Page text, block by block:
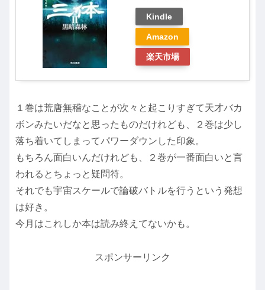
Kindle
Amazon
楽天市場
１巻は荒唐無稽なことが次々と起こりすぎて天才バカ
ボンみたいだなと思ったものだけれども、２巻は少し
落ち着いてしまってパワーダウンした印象。
もちろん面白いんだけれども、２巻が一番面白いと言
われるとちょっと疑問符。
それでも宇宙スケールで論破バトルを行うという発想
は好き。
今月はこれしか本は読み終えてないかも。
スポンサーリンク